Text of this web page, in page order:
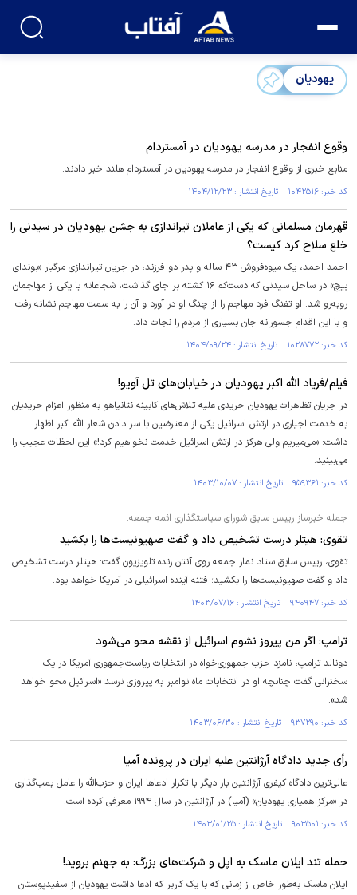
یهودیان
وقوع انفجار در مدرسه یهودیان در آمستردام
منابع خبری از وقوع انفجار در مدرسه یهودیان در آمستردام هلند خبر دادند.
کد خبر: ۱۰۴۲۵۱۶ تاریخ انتشار : ۱۴۰۴/۱۲/۲۳
قهرمان مسلمانی که یکی از عاملان تیراندازی به جشن یهودیان در سیدنی را
خلع سلاح کرد کیست؟
احمد احمد، یک میوه‌فروش ۴۳ ساله و پدر دو فرزند، در جریان تیراندازی مرگبار «بوندای
بیچ» در ساحل سیدنی که دست‌کم ۱۶ کشته بر جای گذاشت، شجاعانه با یکی از مهاجمان
روبه‌رو شد. او تفنگ فرد مهاجم را از چنگ او در آورد و آن را به سمت مهاجم نشانه رفت
و با این اقدام جسورانه جان بسیاری از مردم را نجات داد.
کد خبر: ۱۰۲۸۷۷۲ تاریخ انتشار : ۱۴۰۴/۰۹/۲۴
فیلم/فریاد الله اکبر یهودیان در خیابان‌های تل آویو!
در جریان تظاهرات یهودیان حریدی علیه تلاش‌های کابینه نتانیاهو به منظور اعزام حریدیان
به خدمت اجباری در ارتش اسرائیل یکی از معترضین با سر دادن شعار الله اکبر اظهار
داشت: «می‌میریم ولی هرکز در ارتش اسرائیل خدمت نخواهیم کرد!» این لحظات عجیب را
می‌بینید.
کد خبر: ۹۵۹۳۶۱ تاریخ انتشار : ۱۴۰۳/۱۰/۰۷
جمله خبرساز رییس سابق شورای سیاستگذاری ائمه جمعه:
تقوی: هیتلر درست تشخیص داد و گفت صهیونیست‌ها را بکشید
تقوی، رییس سابق ستاد نماز جمعه روی آنتن زنده تلویزیون گفت: هیتلر درست تشخیص
داد و گفت صهیونیست‌ها را بکشید؛ فتنه آینده اسرائیلی در آمریکا خواهد بود.
کد خبر: ۹۴۰۹۴۷ تاریخ انتشار : ۱۴۰۳/۰۷/۱۶
ترامپ: اگر من پیروز نشوم اسرائیل از نقشه محو می‌شود
دونالد ترامپ، نامزد حزب جمهوری‌خواه در انتخابات ریاست‌جمهوری آمریکا در یک
سخنرانی گفت چنانچه او در انتخابات ماه نوامبر به پیروزی نرسد «اسرائیل محو خواهد
شد».
کد خبر: ۹۳۷۲۹۰ تاریخ انتشار : ۱۴۰۳/۰۶/۳۰
رأی جدید دادگاه آرژانتین علیه ایران در پرونده آمیا
عالی‌ترین دادگاه کیفری آرژانتین بار دیگر با تکرار ادعا‌ها ایران و حزب‌الله را عامل بمب‌گذاری
در «مرکز همیاری یهودیان» (آمیا) در آرژانتین در سال ۱۹۹۴ معرفی کرده است.
کد خبر: ۹۰۳۵۰۱ تاریخ انتشار : ۱۴۰۳/۰۱/۲۵
حمله تند ایلان ماسک به اپل و شرکت‌های بزرگ: به جهنم بروید!
ایلان ماسک به‌طور خاص از زمانی که با یک کاربر که ادعا داشت یهودیان از سفید‌پوستان